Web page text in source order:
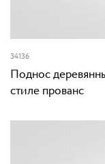
34136
Поднос
стиле прованс